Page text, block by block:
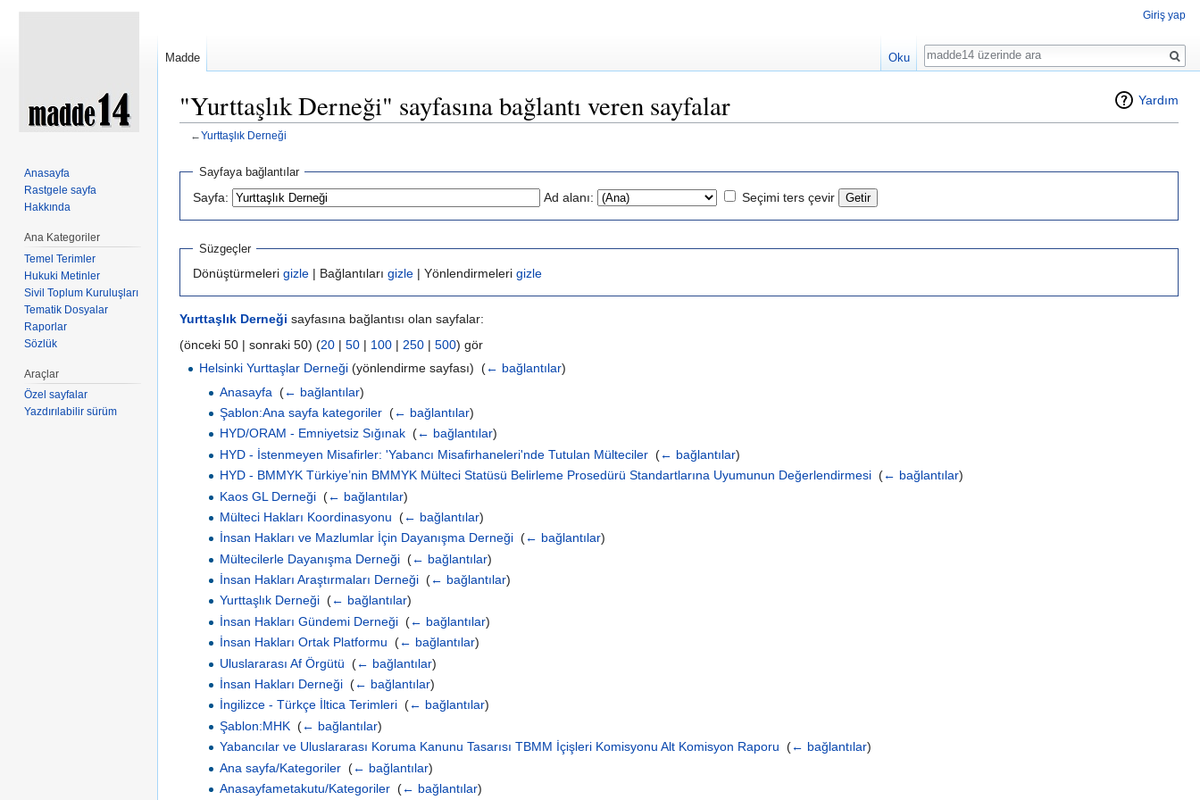
Yardım
"Yurttaşlık Derneği" sayfasına bağlantı veren sayfalar
←Yurttaşlık Derneği
Sayfaya bağlantılar
Sayfa: Ad alanı: Seçimi ters çevir
Süzgeçler
Dönüştürmeleri gizle | Bağlantıları gizle | Yönlendirmeleri gizle
Yurttaşlık Derneği sayfasına bağlantısı olan sayfalar:
(önceki 50 | sonraki 50) (20 | 50 | 100 | 250 | 500) gör
Helsinki Yurttaşlar Derneği (yönlendirme sayfası) ‎(← bağlantılar)
Anasayfa (← bağlantılar)
Şablon:Ana sayfa kategoriler‎ (← bağlantılar)
HYD/ORAM - Emniyetsiz Sığınak‎ (← bağlantılar)
HYD - İstenmeyen Misafirler: 'Yabancı Misafirhaneleri'nde Tutulan Mülteciler‎ (← bağlantılar)
HYD - BMMYK Türkiye’nin BMMYK Mülteci Statüsü Belirleme Prosedürü Standartlarına Uyumunun Değerlendirmesi‎ (← bağlantılar)
Kaos GL Derneği‎ (← bağlantılar)
Mülteci Hakları Koordinasyonu (← bağlantılar)
İnsan Hakları ve Mazlumlar İçin Dayanışma Derneği‎ (← bağlantılar)
Mültecilerle Dayanışma Derneği‎ (← bağlantılar)
İnsan Hakları Araştırmaları Derneği‎ (← bağlantılar)
Yurttaşlık Derneği‎ (← bağlantılar)
İnsan Hakları Gündemi Derneği‎ (← bağlantılar)
İnsan Hakları Ortak Platformu (← bağlantılar)
Uluslararası Af Örgütü (← bağlantılar)
İnsan Hakları Derneği‎ (← bağlantılar)
İngilizce - Türkçe İltica Terimleri‎ (← bağlantılar)
Şablon:MHK‎ (← bağlantılar)
Yabancılar ve Uluslararası Koruma Kanunu Tasarısı TBMM İçişleri Komisyonu Alt Komisyon Raporu (← bağlantılar)
Ana sayfa/Kategoriler‎ (← bağlantılar)
Anasayfametakutu/Kategoriler‎ (← bağlantılar)
Giriş yap
Madde Oku
Ara
Anasayfa
Rastgele sayfa
Hakkında
Ana Kategoriler
Temel Terimler
Hukuki Metinler
Sivil Toplum Kuruluşları
Tematik Dosyalar
Raporlar
Sözlük
Araçlar
Özel sayfalar
Yazdırılabilir sürüm